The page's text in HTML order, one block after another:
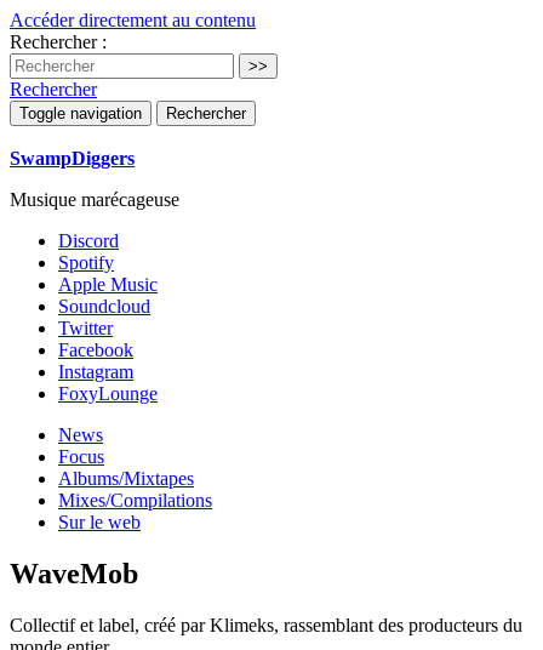
Accéder directement au contenu
Rechercher :
Rechercher
Toggle navigation Rechercher
SwampDiggers
Musique marécageuse
Discord
Spotify
Apple Music
Soundcloud
Twitter
Facebook
Instagram
FoxyLounge
News
Focus
Albums/Mixtapes
Mixes/Compilations
Sur le web
WaveMob
Collectif et label, créé par Klimeks, rassemblant des producteurs du